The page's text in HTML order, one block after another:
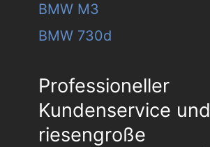
BMW M3
BMW 730d
Professioneller
Kundenservice und
riesengroße